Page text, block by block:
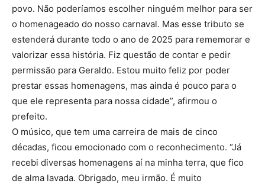
povo. Não poderíamos escolher ninguém melhor para ser
o homenageado do nosso carnaval. Mas esse tributo se
estenderá durante todo o ano de 2025 para rememorar e
valorizar essa história. Fiz questão de contar e pedir
permissão para Geraldo. Estou muito feliz por poder
prestar essas homenagens, mas ainda é pouco para o
que ele representa para nossa cidade”, afirmou o
prefeito.
O músico, que tem uma carreira de mais de cinco
décadas, ficou emocionado com o reconhecimento. “Já
recebi diversas homenagens aí na minha terra, que fico
de alma lavada. Obrigado, meu irmão. É muito